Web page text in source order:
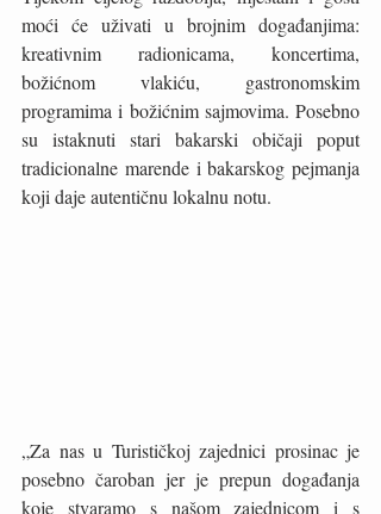
moći će uživati u brojnim događanjima:
kreativnim radionicama, koncertima,
božićnom vlakiću, gastronomskim
programima i božićnim sajmovima. Posebno
su istaknuti stari bakarski običaji poput
tradicionalne marende i bakarskog pejmanja
koji daje autentičnu lokalnu notu.
„Za nas u Turističkoj zajednici prosinac je
posebno čaroban jer je prepun događanja
koje stvaramo s našom zajednicom i s